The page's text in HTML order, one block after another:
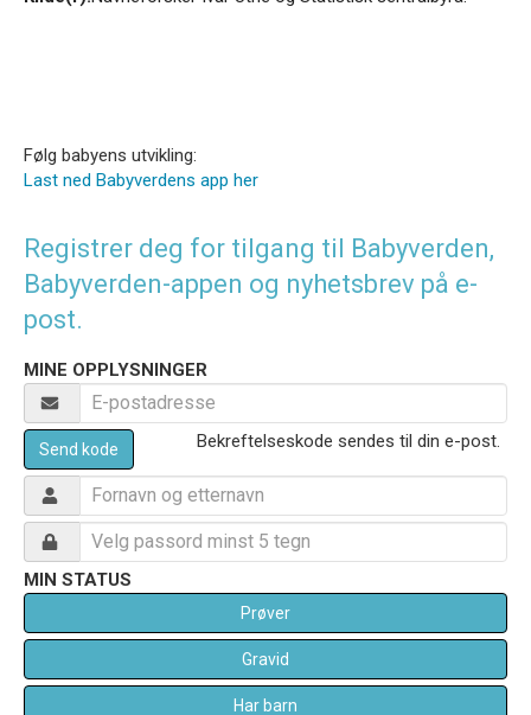
Følg babyens utvikling:
Last ned Babyverdens app her
Registrer deg for tilgang til Babyverden,
Babyverden-appen og nyhetsbrev på e-
post.
MINE OPPLYSNINGER
Send kode Bekreftelseskode sendes til din e-post.
MIN STATUS
Prøver
Gravid
Har barn